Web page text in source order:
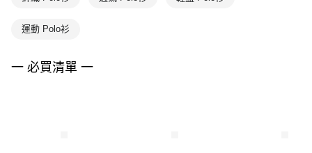
運動 Polo衫
一 必買清單 一